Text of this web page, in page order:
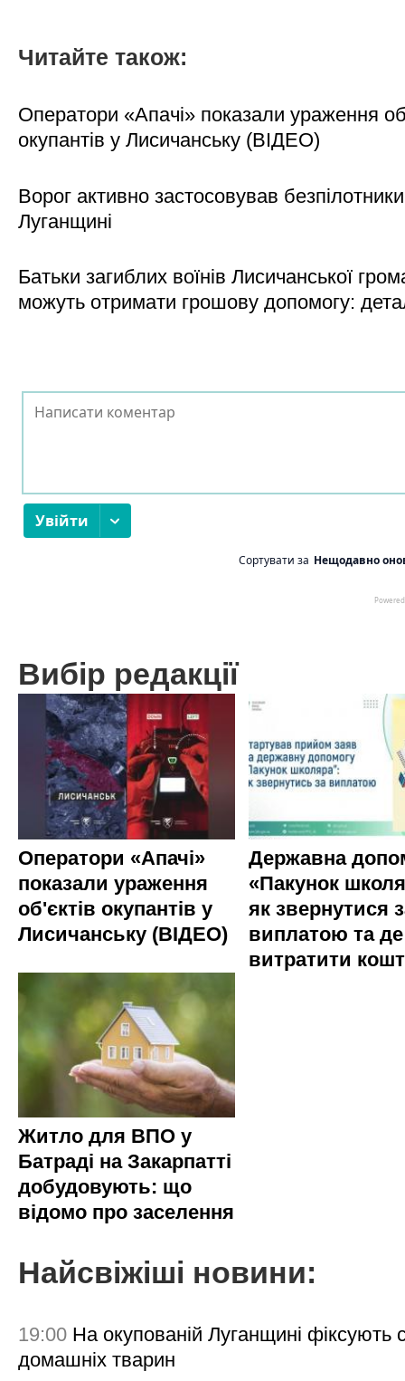
Читайте також:
Оператори «Апачі» показали ураження
окупантів у Лисичанську (ВІДЕО)
Ворог активно застосовував
Луганщині
Батьки загиблих воїнів Лисичанської
можуть отримати грошову допомогу:
Вибір редакції
Оператори «Апачі»
показали ураження
об'єктів окупантів у
Лисичанську (ВІДЕО)
Державна
«Пакунок
як звернутися
виплатою та де
витратити
Житло для ВПО у
Батраді на Закарпатті
добудовують: що
відомо про заселення
Найсвіжіші новини:
19:00 На окупованій Луганщині фіксують
домашніх тварин